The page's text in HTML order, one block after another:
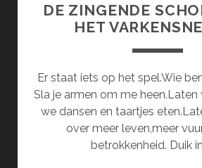
DE ZINGENDE
HET
Er staat iets op het spel.Wie
Sla je armen om me heen.Laten
we dansen en taartjes
over meer leven,meer
betrokkenheid. Duik